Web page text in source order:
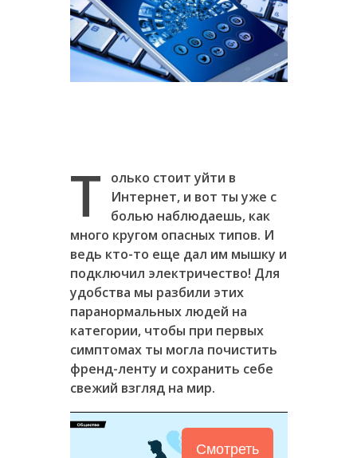
Т
олько стоит уйти в
Интернет, и вот ты уже с
болью наблюдаешь, как
много кругом опасных типов. И
ведь кто-то еще дал им мышку и
подключил электричество! Для
удобства мы разбили этих
паранормальных людей на
категории, чтобы при первых
симптомах ты могла почистить
френд-ленту и сохранить себе
свежий взгляд на мир.
Смотреть